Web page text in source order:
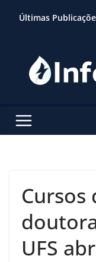
Últimas
Cursos
UFS